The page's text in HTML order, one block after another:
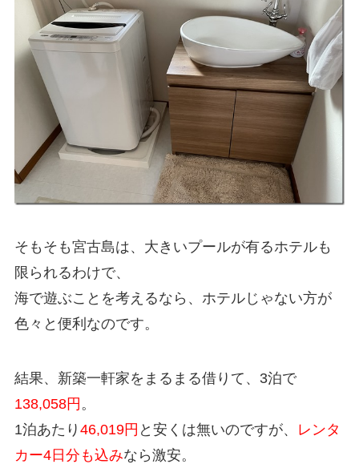
そもそも宮古島は、大きいプールが有るホテルも
限られるわけで、
海で遊ぶことを考えるなら、ホテルじゃない方が
色々と便利なのです。
結果、新築一軒家をまるまる借りて、3泊で
138,058円 。
1泊あたり 46,019円 と安くは無いのですが、
レンタ
カー4日分も込みなら激安。